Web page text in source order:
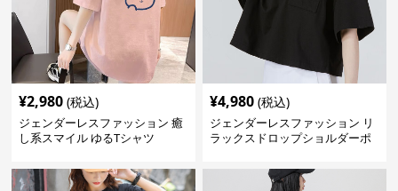
¥2,980 (税込)
ジェンダーレスファッション 癒
し系スマイル ゆるTシャツ
¥4,980 (税込)
ジェンダーレスファッション リ
ラックスドロップショルダーポ